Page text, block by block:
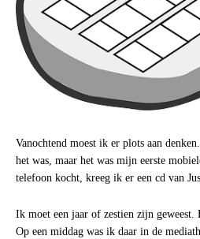
Vanochtend moest ik er plots aan
het was, maar het was mijn eerste
telefoon kocht, kreeg ik er een cd van
Ik moet een jaar of zestien zijn
Op een middag was ik daar in de